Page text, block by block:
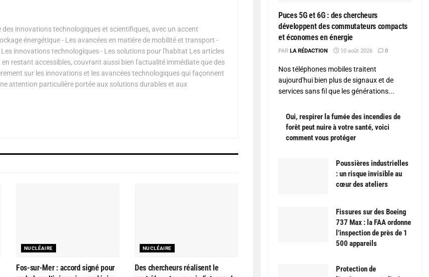
innovations technologiques et scientifiques, avec un accent
énergétique - Les avancées en matière de mobilité et transport -
innovations technologiques - Les solutions pour l'habitat Les articles
restant accessibles, couvrant aussi bien l'actualité immédiate que des
sur les innovations et les avancées technologiques qui façonnent
attention particulière portée aux solutions durables et aux
NUCLÉAIRE
Fos-sur-Mer : accord signé pour
NUCLÉAIRE
Des chercheurs réalisent le
Puces 5G et 6G : des chercheurs
développent des commutateurs compacts
et économes en énergie
PAR LA RÉDACTION 10 août 2026 0
Nos téléphones mobiles traitent
aujourd'hui bien plus de signaux et de
services sans fil que les générations...
Oui, respirer la fumée des incendies de
forêt peut nuire à votre santé, voici
comment vous protéger
Poussières industrielles
: un risque invisible au
cœur des ateliers
Fissures sur des Boeing
737 Max : la FAA ordonne
l’inspection de près de 1
500 appareils
Protection de